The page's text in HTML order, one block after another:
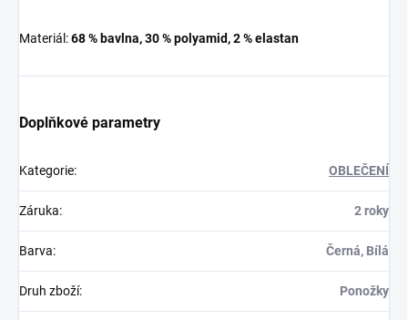
Materiál:68 % bavlna, 30 % polyamid, 2 % elastan
Doplňkové parametry
Kategorie: OBLEČENÍ
Záruka: 2 roky
Barva: Černá, Bílá
Druh zboží: Ponožky